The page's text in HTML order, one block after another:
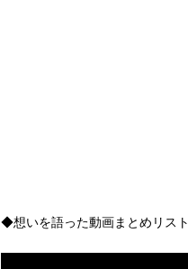
◆想いを語った動画まとめリスト